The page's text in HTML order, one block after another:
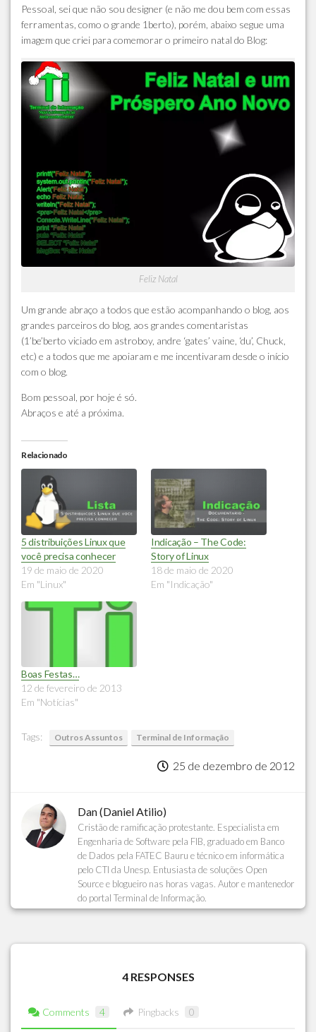
Pessoal, sei que não sou designer (e não me dou bem com essas
ferramentas, como o grande 1berto), porém, abaixo segue uma
imagem que criei para comemorar o primeiro natal do Blog:
Feliz Natal
Um grande abraço a todos que estão acompanhando o blog, aos
grandes parceiros do blog, aos grandes comentaristas
(1’be’berto viciado em astroboy, andre ‘gates’ vaine, ‘du’, Chuck,
etc) e a todos que me apoiaram e me incentivaram desde o início
com o blog.
Bom pessoal, por hoje é só.
Abraços e até a próxima.
Relacionado
5 distribuições Linux que
você precisa conhecer
19 de maio de 2020
Em "Linux"
Indicação – The Code:
Story of Linux
18 de maio de 2020
Em "Indicação"
Boas Festas…
12 de fevereiro de 2013
Em "Notícias"
Tags: Outros Assuntos Terminal de Informação
25 de dezembro de 2012
Dan (Daniel Atilio)
Cristão de ramificação protestante. Especialista em
Engenharia de Software pela FIB, graduado em Banco
de Dados pela FATEC Bauru e técnico em informática
pelo CTI da Unesp. Entusiasta de soluções Open
Source e blogueiro nas horas vagas. Autor e mantenedor
do portal Terminal de Informação.
4 RESPONSES
Comments 4 Pingbacks 0